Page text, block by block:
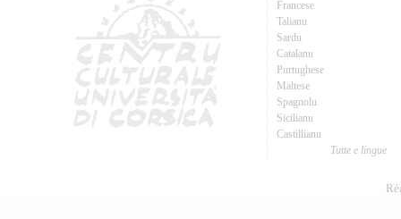
Francese
Talianu
Sardu
Catalanu
Purtughese
Maltese
Spagnolu
Sicilianu
Castillianu
Tutte e lingue